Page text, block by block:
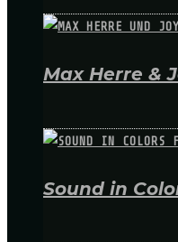
Max Herre &
Sound in